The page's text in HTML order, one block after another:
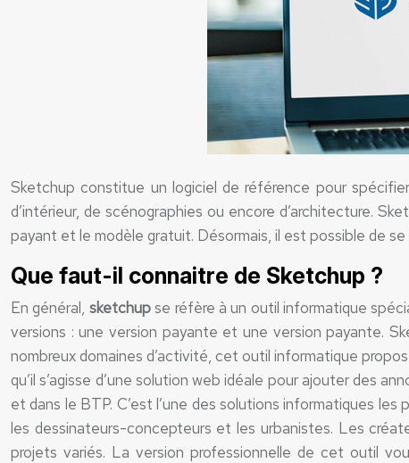
Sketchup constitue un logiciel de référence pour
d’intérieur, de scénographies ou encore d’architecture.
payant et le modèle gratuit. Désormais, il est possible de
Que faut-il connaitre de Sketchup ?
En général, sketchupse réfère à un outil informatique
versions : une version payante et une version payante.
nombreux domaines d’activité, cet outil informatique
qu’il s’agisse d’une solution web idéale pour ajouter des
et dans le BTP. C’est l’une des solutions informatiques
les dessinateurs-concepteurs et les urbanistes. Les
projets variés. La version professionnelle de cet outil